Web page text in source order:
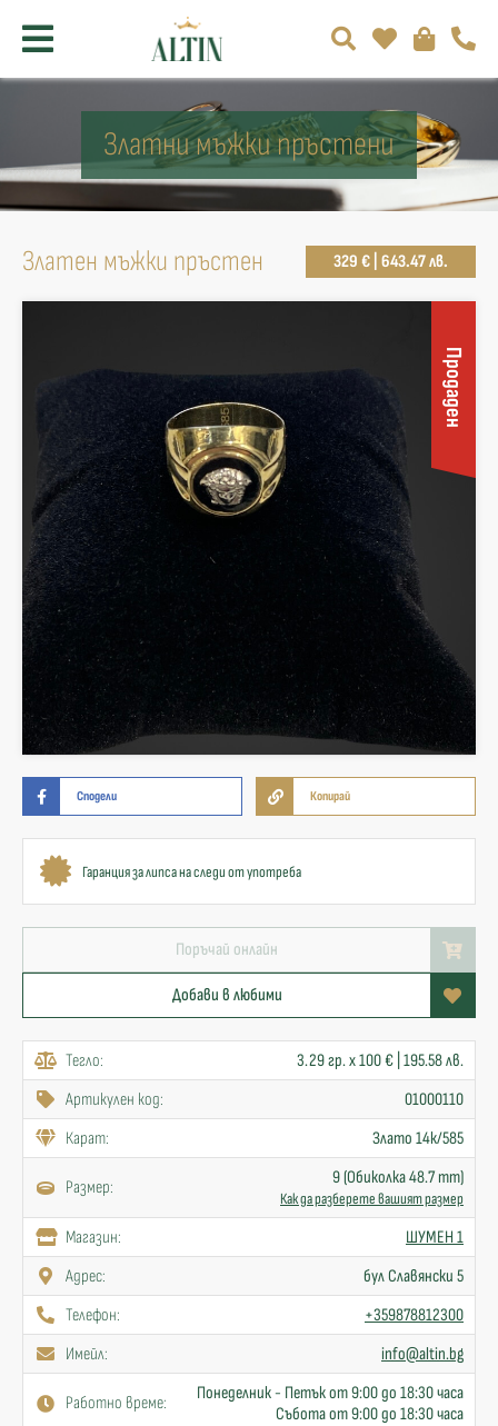
Златни мъжки пръстени
Златен мъжки пръстен 329 € | 643.47 лв.
Продаден
Сподели Копирай
Гаранция за липса на следи от употреба
Поръчай онлайн
Добави в любими
Тегло:
3.29 гр. x 100 € | 195.58 лв.
Артикулен код:
01000110
Карат:
Злато 14к/585
Размер: 9 (Обиколка 48.7 mm)
Как да разберете вашият размер
Mагазин:
ШУМЕН 1
Адрес:
бул Славянски 5
Телефон:
+359878812300
Имейл:
info@altin.bg
Работно време:
Понеделник - Петък от 9:00 до 18:30 часа
Събота от 9:00 до 18:30 часа